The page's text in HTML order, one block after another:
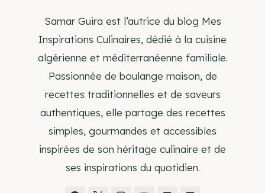
Samar Guira est l’autrice du blog Mes
Inspirations Culinaires, dédié à la cuisine
algérienne et méditerranéenne familiale.
Passionnée de boulange maison, de
recettes traditionnelles et de saveurs
authentiques, elle partage des recettes
simples, gourmandes et accessibles
inspirées de son héritage culinaire et de
ses inspirations du quotidien.